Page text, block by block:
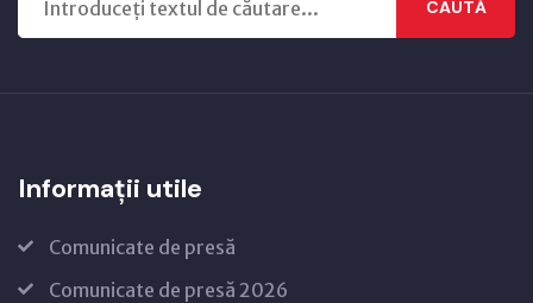
CAUTĂ
Informații utile
Comunicate de presă
Comunicate de presă 2026